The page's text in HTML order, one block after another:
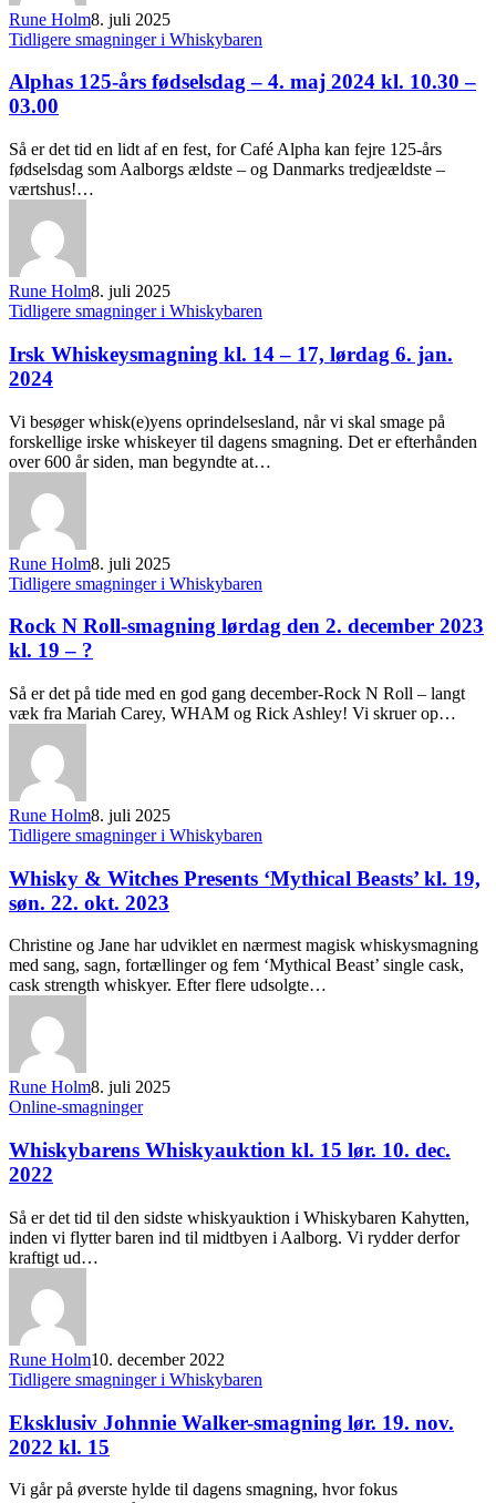
Rune Holm8. juli 2025
Tidligere smagninger i Whiskybaren
Alphas 125-års fødselsdag – 4. maj 2024 kl. 10.30 –
03.00
Så er det tid en lidt af en fest, for Café Alpha kan fejre 125-års
fødselsdag som Aalborgs ældste – og Danmarks tredjeældste –
værtshus!…
Rune Holm8. juli 2025
Tidligere smagninger i Whiskybaren
Irsk Whiskeysmagning kl. 14 – 17, lørdag 6. jan.
2024
Vi besøger whisk(e)yens oprindelsesland, når vi skal smage på
forskellige irske whiskeyer til dagens smagning. Det er efterhånden
over 600 år siden, man begyndte at…
Rune Holm8. juli 2025
Tidligere smagninger i Whiskybaren
Rock N Roll-smagning lørdag den 2. december 2023
kl. 19 – ?
Så er det på tide med en god gang december-Rock N Roll – langt
væk fra Mariah Carey, WHAM og Rick Ashley! Vi skruer op…
Rune Holm8. juli 2025
Tidligere smagninger i Whiskybaren
Whisky & Witches Presents ‘Mythical Beasts’ kl. 19,
søn. 22. okt. 2023
Christine og Jane har udviklet en nærmest magisk whiskysmagning
med sang, sagn, fortællinger og fem ‘Mythical Beast’ single cask,
cask strength whiskyer. Efter flere udsolgte…
Rune Holm8. juli 2025
Online-smagninger
Whiskybarens Whiskyauktion kl. 15 lør. 10. dec.
2022
Så er det tid til den sidste whiskyauktion i Whiskybaren Kahytten,
inden vi flytter baren ind til midtbyen i Aalborg. Vi rydder derfor
kraftigt ud…
Rune Holm10. december 2022
Tidligere smagninger i Whiskybaren
Eksklusiv Johnnie Walker-smagning lør. 19. nov.
2022 kl. 15
Vi går på øverste hylde til dagens smagning, hvor fokus